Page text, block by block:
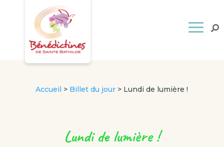
Accueil > Billet du jour > Lundi de lumière !
Lundi de lumière !